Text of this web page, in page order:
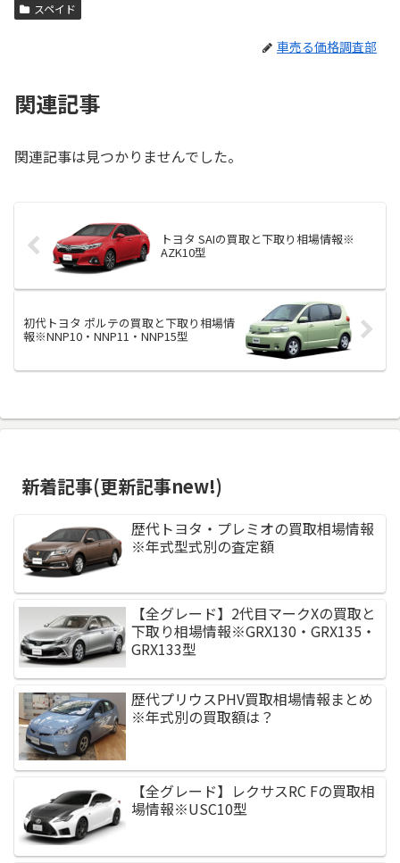
スペイド
車売る価格調査部
関連記事
関連記事は見つかりませんでした。
トヨタ SAIの買取と下取り相場情報※
AZK10型
初代トヨタ ポルテの買取と下取り相場情
報※NNP10・NNP11・NNP15型
新着記事(更新記事new!)
歴代トヨタ・プレミオの買取相場情報
※年式型式別の査定額
【全グレード】2代目マークXの買取と
下取り相場情報※GRX130・GRX135・
GRX133型
歴代プリウスPHV買取相場情報まとめ
※年式別の買取額は？
【全グレード】レクサスRC Fの買取相
場情報※USC10型